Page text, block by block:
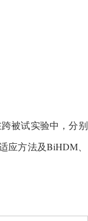
被试实验中，分别
应方法及BiHDM、